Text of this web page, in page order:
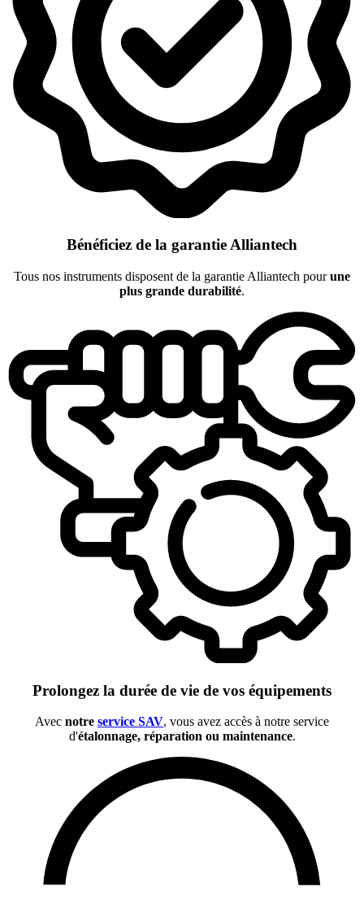
Bénéficiez de la garantie Alliantech
Tous nos instruments disposent de la garantie Alliantech pourune
plus grande durabilité.
Prolongez la durée de vie de vos équipements
Avec notre service SAV, vous avez accès à notre service
d'étalonnage, réparation ou maintenance.